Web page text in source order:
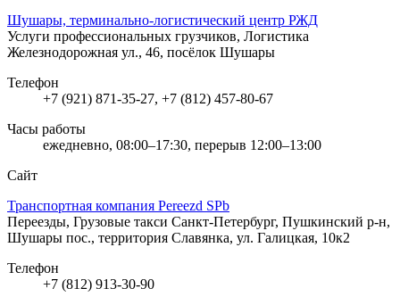
Шушары, терминально-логистический центр РЖД
Услуги профессиональных грузчиков, Логистика
Железнодорожная ул., 46, посёлок Шушары
Телефон
+7 (921) 871-35-27, +7 (812) 457-80-67
Часы работы
ежедневно, 08:00–17:30, перерыв 12:00–13:00
Сайт
Транспортная компания Pereezd SPb
Переезды, Грузовые такси Санкт-Петербург, Пушкинский р-н,
Шушары пос., территория Славянка, ул. Галицкая, 10к2
Телефон
+7 (812) 913-30-90